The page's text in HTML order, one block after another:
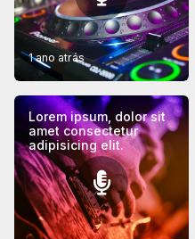
1 ano atrás
Lorem ipsum, dolor sit
amet consectetur
adipisicing elit.